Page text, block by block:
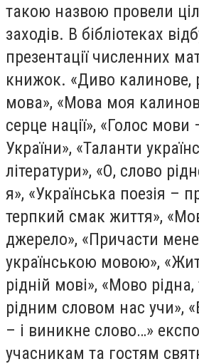
такою назвою провели
заходів. В бібліотеках
презентації численних
книжок. «Диво калинове,
мова», «Мова моя
серце нації», «Голос мови
України», «Таланти
літератури», «О, слово
я», «Українська поезія –
терпкий смак життя»,
джерело», «Причасти
українською мовою»,
рідній мові», «Мово рідна,
рідним словом нас учи»,
– і виникне слово…»
учасникам та гостям